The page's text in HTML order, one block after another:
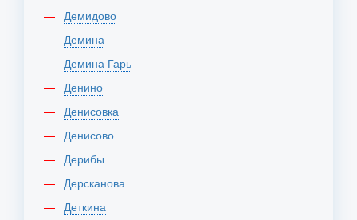
Демидово
Демина
Демина Гарь
Денино
Денисовка
Денисово
Дерибы
Дерсканова
Деткина